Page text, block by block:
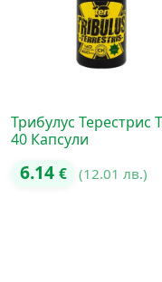
Трибулус Терестрис
40 Капсули
6.14 € (12.01 лв.)